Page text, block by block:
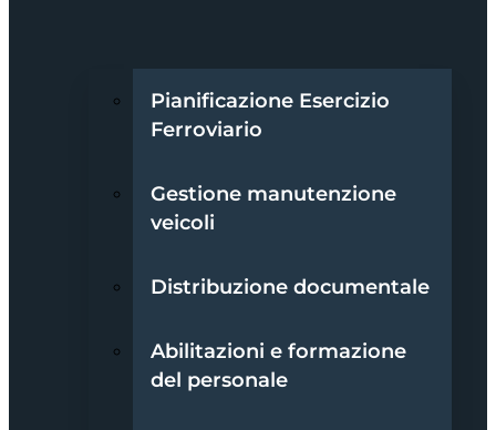
Pianificazione Esercizio
Ferroviario
Gestione manutenzione
veicoli
Distribuzione documentale
Abilitazioni e formazione
del personale